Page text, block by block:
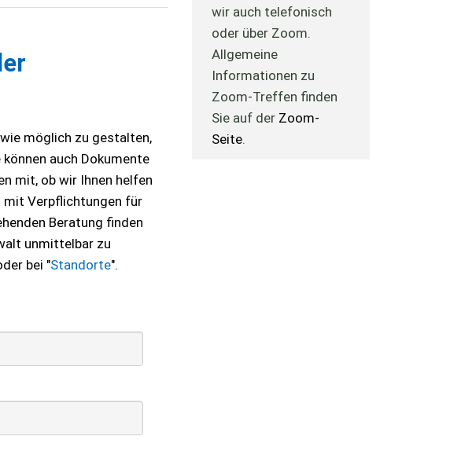
möglich zu gestalten,
auch Dokumente
mit, ob wir Ihnen helfen
mit Verpflichtungen für
Beratung finden
unmittelbar zu
bei "Standorte".
wir auch telefonisch
oder über Zoom.
Allgemeine
Informationen zu
Zoom-Treffen finden
Sie auf der Zoom-
Seite.